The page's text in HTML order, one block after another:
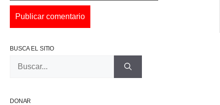
BUSCA EL SITIO
DONAR